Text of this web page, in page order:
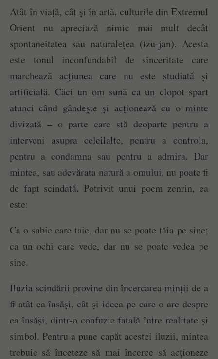
Atât în viață, cât și în artă, culturile din Extremul
Orient nu apreciază nimic mai mult decât
spontaneitatea sau naturalețea (tzu-jan). Acesta
este tonul inconfundabil de sinceritate care
marchează acțiunea care nu este studiată și
artificială. Căci un om sună ca un clopot spart
atunci când gândește și acționează cu o minte
divizată – o parte care stă deoparte pentru a
interveni asupra celeilalte, pentru a controla,
pentru a condamna sau pentru a admira. Dar
mintea, sau adevărata natură a omului, nu poate fi
de fapt scindată. Potrivit unui poem zenrin, ea
este:
Ca o sabie care taie, dar nu se poate tăia pe sine;
ca un ochi care vede, dar nu se poate vedea pe
sine.
Iluzia scindării provine din încercarea minții de a
fi atât ea însăși, cât și ideea pe care o are despre
ea însăși, dintr-o confuzie fatală între realitate și
simbol. Pentru a pune capăt acestei iluzii, mintea
trebuie să înceteze să mai încerce să acționeze